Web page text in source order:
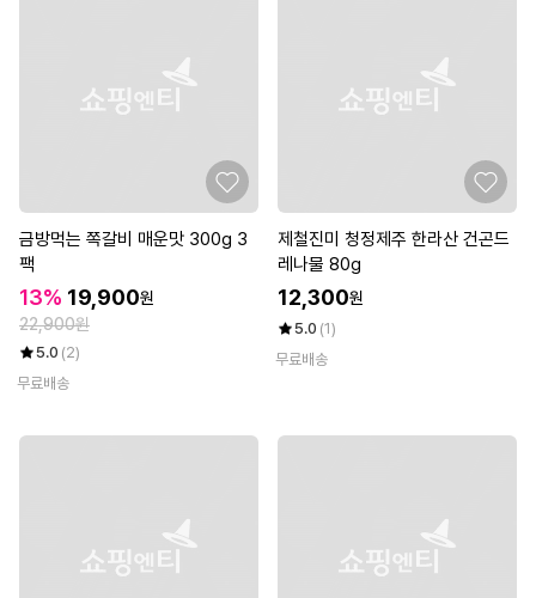
금방먹는 쪽갈비 매운맛 300g 3
팩
13% 19,900원
22,900원
5.0 (2)
무료배송
제철진미 청정제주 한라산 건곤드
레나물 80g
12,300원
5.0 (1)
무료배송